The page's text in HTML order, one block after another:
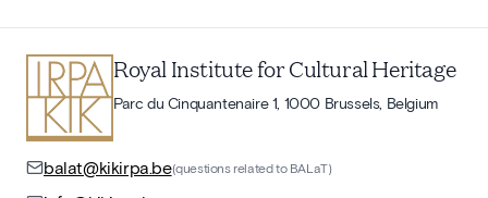
Royal Institute for Cultural Heritage
Parc du Cinquantenaire 1, 1000 Brussels, Belgium
balat@kikirpa.be(questions related to BALaT)